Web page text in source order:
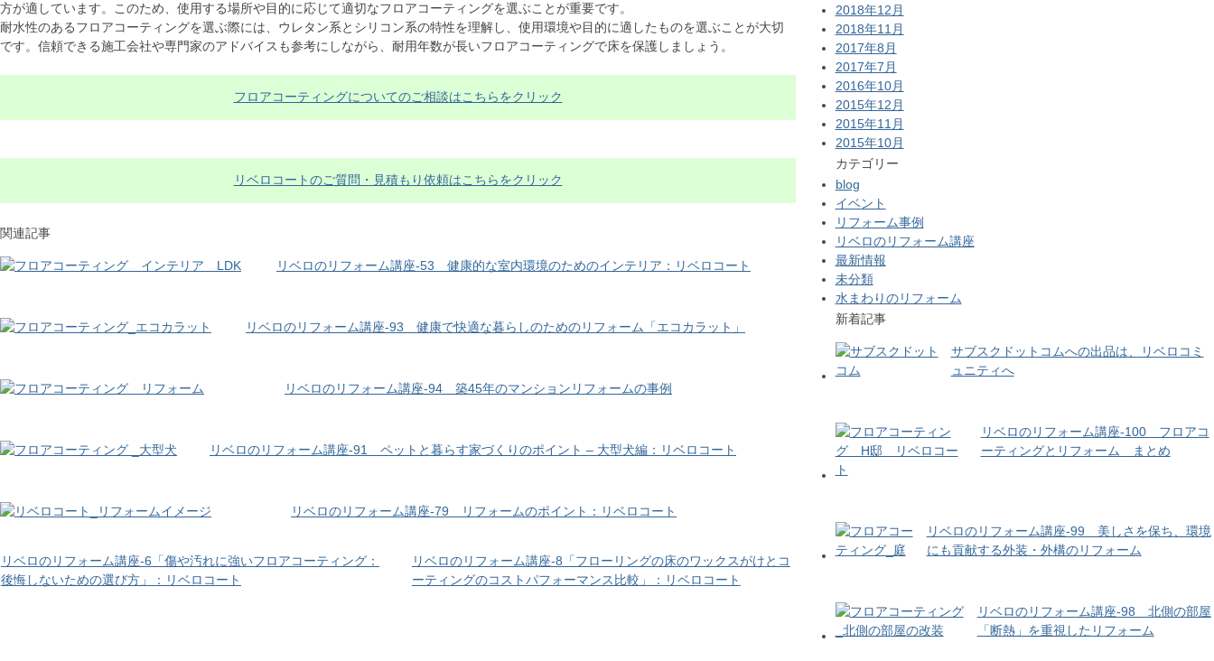
方が適しています。このため、使用する場所や目的に応じて適切なフロアコーティングを選ぶことが重要です。
耐水性のあるフロアコーティングを選ぶ際には、ウレタン系とシリコン系の特性を理解し、使用環境や目的に適したものを選ぶことが大切
です。信頼できる施工会社や専門家のアドバイスも参考にしながら、耐用年数が長いフロアコーティングで床を保護しましょう。
フロアコーティングについてのご相談はこちらをクリック
リベロコートのご質問・見積もり依頼はこちらをクリック
関連記事
リベロのリフォーム講座-53 健康的な室内環境のためのインテリア：リベロコート
リベロのリフォーム講座-93 健康で快適な暮らしのためのリフォーム「エコカラット」
リベロのリフォーム講座-94 築45年のマンションリフォームの事例
リベロのリフォーム講座-91 ペットと暮らす家づくりのポイント – 大型犬編：リベロコート
リベロのリフォーム講座-79 リフォームのポイント：リベロコート
リベロのリフォーム講座-6「傷や汚れに強いフロアコーティング：
後悔しないための選び方」：リベロコート
リベロのリフォーム講座-8「フローリングの床のワックスがけとコ
ーティングのコストパフォーマンス比較」：リベロコート
2018年12月
2018年11月
2017年8月
2017年7月
2016年10月
2015年12月
2015年11月
2015年10月
カテゴリー
blog
イベント
リフォーム事例
リベロのリフォーム講座
最新情報
未分類
水まわりのリフォーム
新着記事
サブスクドットコムへの出品は、リベロコミ
ュニティへ
リベロのリフォーム講座-100 フロアコ
ーティングとリフォーム まとめ
リベロのリフォーム講座-99 美しさを保ち、環境
にも貢献する外装・外構のリフォーム
リベロのリフォーム講座-98 北側の部屋
「断熱」を重視したリフォーム